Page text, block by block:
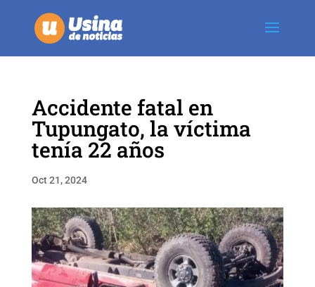
Accidente fatal en
Tupungato, la víctima
tenía 22 años
Oct 21, 2024